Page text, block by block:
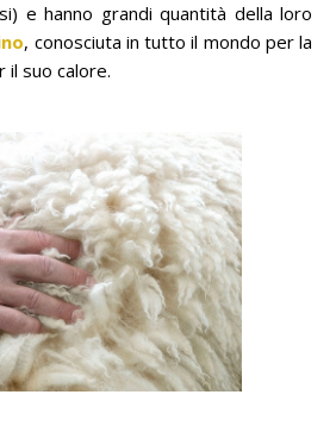
e hanno grandi quantità della loro
, conosciuta in tutto il mondo per la
il suo calore.